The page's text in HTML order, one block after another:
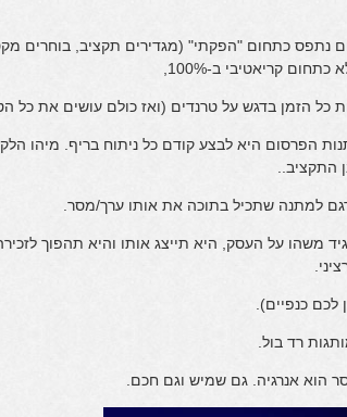
כתחום "הפקתי" (מגדירים תקציב, בוחרים
קריאטיבי ב-100%,
כל הזמן בדגש על טרנדים (ואז כולם עושים את כל
הפרסום היא לבצע קודם כל ניתוח בריף. מיהו
התקציב..
למתנה שתכיל בתוכה את אותו ערך/מסר.
משהו על העסק, היא תייצג אותו והיא תהפוך
לכם כנפיים).
רד בול.
הוא אנרגיה. גם שמיש וגם חכם.